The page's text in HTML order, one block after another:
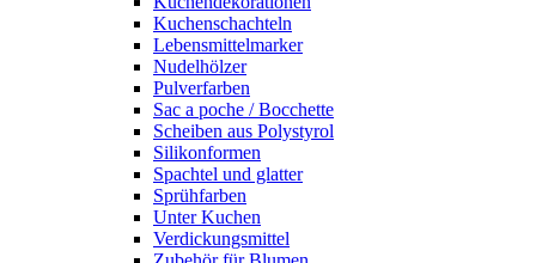
Kuchenschachteln
Lebensmittelmarker
Nudelhölzer
Pulverfarben
Sac a poche / Bocchette
Scheiben aus Polystyrol
Silikonformen
Spachtel und glatter
Sprühfarben
Unter Kuchen
Verdickungsmittel